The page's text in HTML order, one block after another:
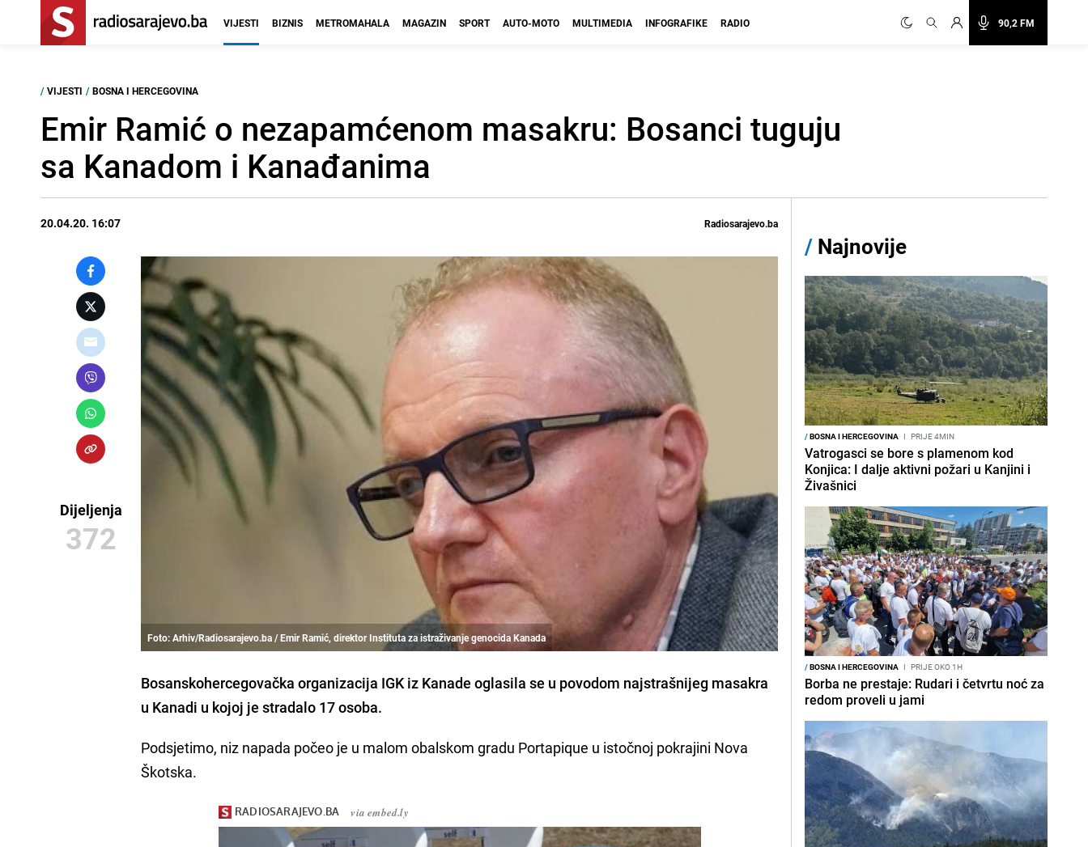
90,2 FM
VIJESTI BIZNIS METROMAHALA MAGAZIN SPORT AUTO-MOTO MULTIMEDIA INFOGRAFIKE RADIO
/ VIJESTI / BOSNA I HERCEGOVINA
Emir Ramić o nezapamćenom masakru: Bosanci tuguju
sa Kanadom i Kanađanima
20.04.20. 16:07 Radiosarajevo.ba
Dijeljenja
372
Foto: Arhiv/Radiosarajevo.ba / Emir Ramić, direktor Instituta za istraživanje genocida Kanada
Bosanskohercegovačka organizacija IGK iz Kanade oglasila se u povodom najstrašnijeg masakra
u Kanadi u kojoj je stradalo 17 osoba.
Podsjetimo, niz napada počeo je u malom obalskom gradu Portapique u istočnoj pokrajini Nova
Škotska.
/ Najnovije
/BOSNA I HERCEGOVINA I PRIJE 4MIN
Vatrogasci se bore s plamenom kod
Konjica: I dalje aktivni požari u Kanjini i
Živašnici
/BOSNA I HERCEGOVINA I PRIJE OKO 1H
Borba ne prestaje: Rudari i četvrtu noć za
redom proveli u jami